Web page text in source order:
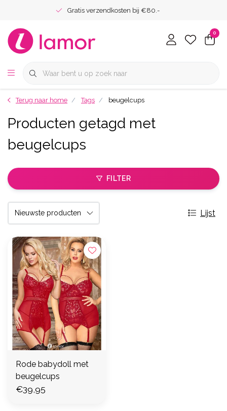
Gratis verzendkosten bij €80.-
0
Terug naar home Tags beugelcups
Producten getagd met
beugelcups
FILTER
Lijst
Rode babydoll met
beugelcups
€39,95